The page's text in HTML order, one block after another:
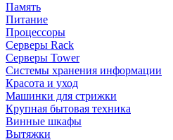
Память
Питание
Процессоры
Серверы Rack
Серверы Tower
Системы хранения информации
Красота и уход
Машинки для стрижки
Крупная бытовая техника
Винные шкафы
Вытяжки